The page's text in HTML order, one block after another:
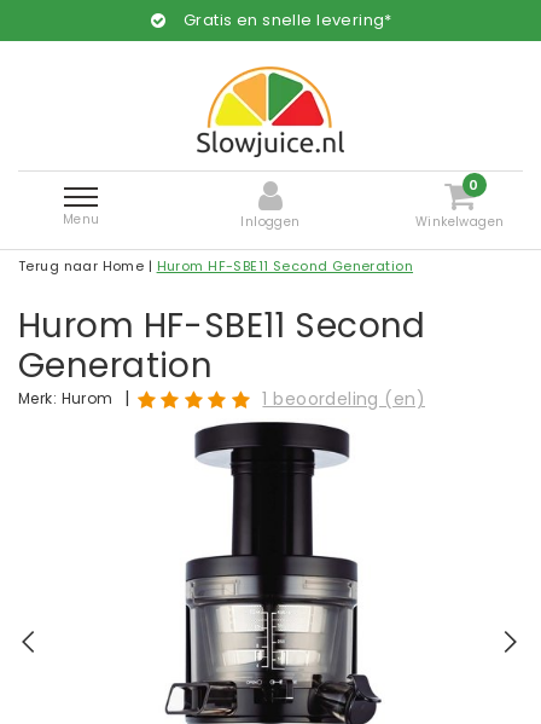
Gratis en snelle levering*
Menu Inloggen
0
Winkelwagen
Terug naar Home | Hurom HF-SBE11 Second Generation
Hurom HF-SBE11 Second
Generation
Merk: Hurom | 1 beoordeling (en)